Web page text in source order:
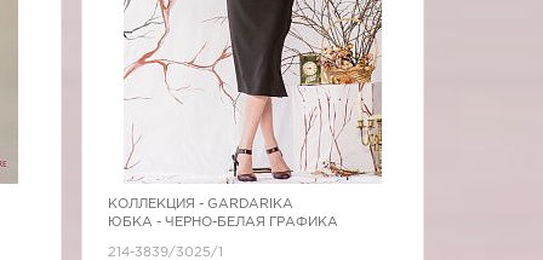
КОЛЛЕКЦИЯ - GARDARIKA
ЮБКА - ЧЕРНО-БЕЛАЯ ГРАФИКА
214-3839/3025/1